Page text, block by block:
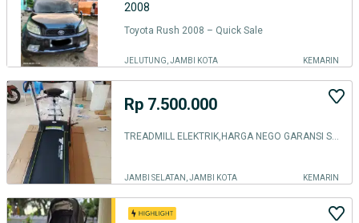
2008
Toyota Rush 2008 – Quick Sale
JELUTUNG, JAMBI KOTA KEMARIN
Rp 7.500.000
TREADMILL ELEKTRIK,HARGA NEGO GARANSI SERVICE
JAMBI SELATAN, JAMBI KOTA KEMARIN